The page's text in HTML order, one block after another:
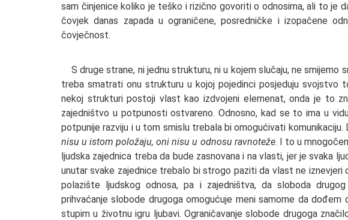
sam činjenice koliko je teško i rizično govoriti o odnosima, ali to je
čovjek danas zapada u ograničene, posredničke i izopačene
čovječnost.
S druge strane, ni jednu strukturu, ni u kojem slučaju, ne smijemo
treba smatrati onu strukturu u kojoj pojedinci posjeduju svojstvo
nekoj strukturi postoji vlast kao izdvojeni elemenat, onda je to
zajedništvo u potpunosti ostvareno. Odnosno, kad se to ima u
potpunije razviju i u tom smislu trebala bi omogućivati komunikaciju.
nisu u istom položaju, oni nisu u odnosu ravnoteže. I to u
ljudska zajednica treba da bude zasnovana i na vlasti, jer je svaka
unutar svake zajednice trebalo bi strogo paziti da vlast ne iznevjeri
polazište ljudskog odnosa, pa i zajedništva, da sloboda
prihvaćanje slobode drugoga omogućuje meni samome da
stupim u životnu igru ljubavi. Ograničavanje slobode drugoga